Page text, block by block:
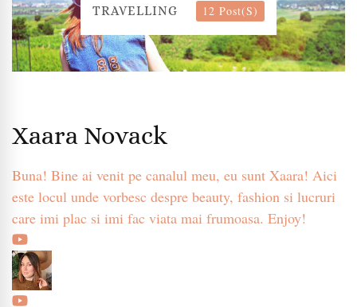
TRAVELLING 12 Post(s)
Xaara Novack
Buna! Bine ai venit pe canalul meu, eu sunt Xaara! Aici
este locul unde vorbesc despre beauty, fashion si lucruri
care imi plac si imi fac viata mai frumoasa. Enjoy!